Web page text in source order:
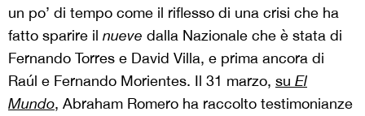
un po’ di tempo come il riflesso di una crisi che ha
fatto sparire il nueve dalla Nazionale che è stata di
Fernando Torres e David Villa, e prima ancora di
Raúl e Fernando Morientes. Il 31 marzo, su El
Mundo, Abraham Romero ha raccolto testimonianze